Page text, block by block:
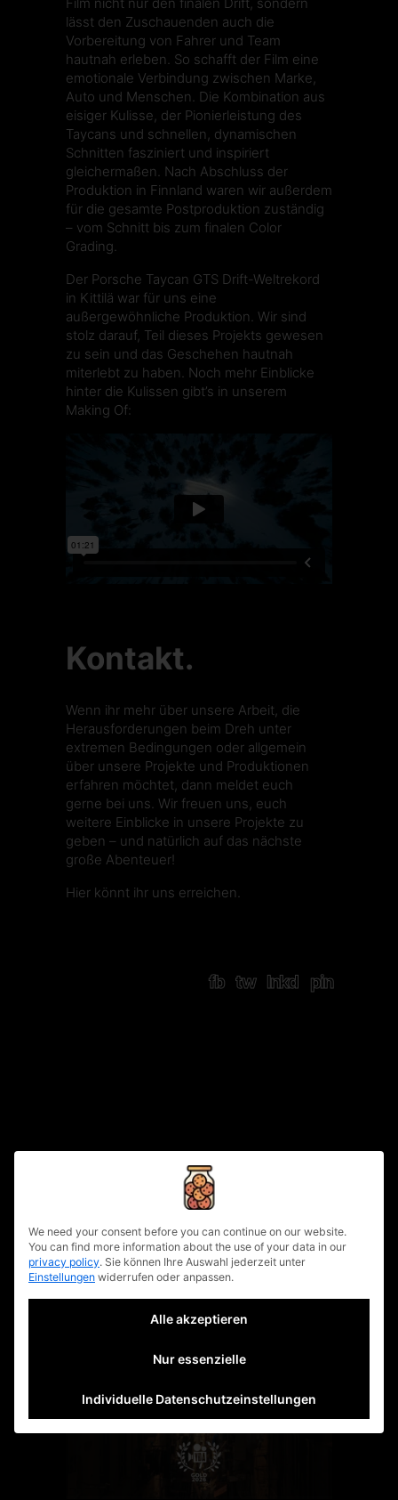
lässt den Zuschauenden auch die
Vorbereitung von Fahrer und Team
hautnah erleben. So schafft der Film eine
emotionale Verbindung zwischen Marke,
Auto und Menschen. Die Kombination aus
eisiger Kulisse, der Pionierleistung des
Taycans und schnellen, dynamischen
Schnitten fasziniert und inspiriert
gleichermaßen. Nach Abschluss der
Produktion in Finnland waren wir außerdem
für die gesamte Postproduktion zuständig
– vom Schnitt bis zum finalen Color
Grading.
Der Porsche Taycan GTS Drift-Weltrekord
in Kittilä war für uns eine
außergewöhnliche Produktion. Wir sind
stolz darauf, Teil dieses Projekts gewesen
zu sein und das Geschehen hautnah
miterlebt zu haben. Noch mehr Einblicke
hinter die Kulissen gibt’s in unserem
Making Of:
Kontakt.
Wenn ihr mehr über unsere Arbeit, die
Herausforderungen beim Dreh unter
extremen Bedingungen oder allgemein
über unsere Projekte und Produktionen
erfahren möchtet, dann meldet euch
gerne bei uns. Wir freuen uns, euch
weitere Einblicke in unsere Projekte zu
geben – und natürlich auf das nächste
große Abenteuer!
Hier könnt ihr uns erreichen.
fb tw lnkd pin
prev article
Related Posts
privacy policy
We need your consent before you can continue on our website.
You can find more information about the use of your data in our
privacy policy. Sie können Ihre Auswahl jederzeit unter
Einstellungen widerrufen oder anpassen.
Alle akzeptieren
Nur essenzielle
Individuelle Datenschutzeinstellungen